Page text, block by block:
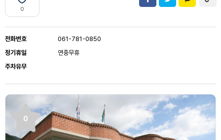
0
전화번호
061-781-0850
정기휴일
연중무휴
주차유무
0